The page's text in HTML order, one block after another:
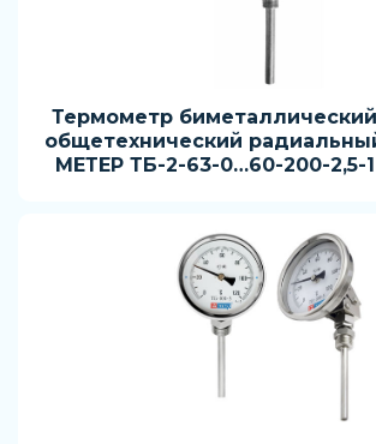
Термометр биметаллический
общетехнический
МЕТЕР ТБ-2-63-0…60-200-2,5-1